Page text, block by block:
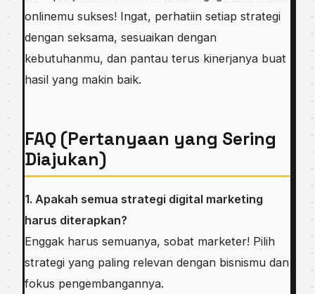
onlinemu sukses! Ingat, perhatiin setiap strategi
dengan seksama, sesuaikan dengan
kebutuhanmu, dan pantau terus kinerjanya buat
hasil yang makin baik.
FAQ (Pertanyaan yang Sering
Diajukan)
1. Apakah semua strategi digital marketing
harus diterapkan?
Enggak harus semuanya, sobat marketer! Pilih
strategi yang paling relevan dengan bisnismu dan
fokus pengembangannya.